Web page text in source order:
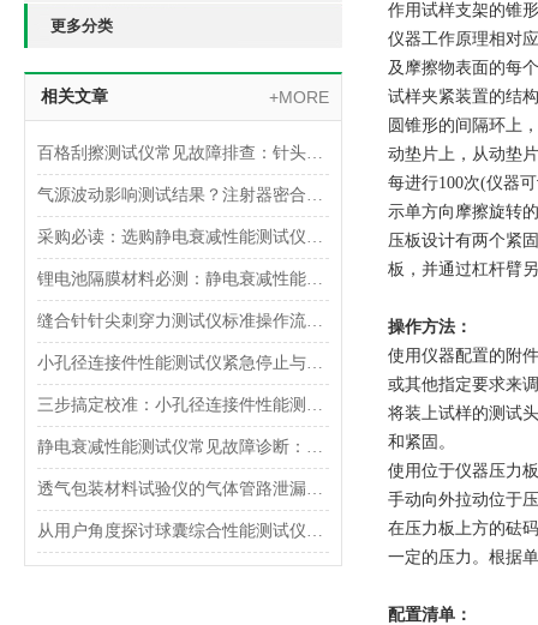
更多分类
相关文章 +MORE
百格刮擦测试仪常见故障排查：针头磨损与运动轨迹偏移
气源波动影响测试结果？注射器密合性正压测试仪的稳压设计分析
采购必读：选购静电衰减性能测试仪的5个核心参数与避坑指南
锂电池隔膜材料必测：静电衰减性能测试仪的操作难点突破
缝合针针尖刺穿力测试仪标准操作流程（SOP）及实验员培训要点
小孔径连接件性能测试仪紧急停止与异常状态下的安全复位操作
三步搞定校准：小孔径连接件性能测试仪的每日开机自检流程详解
静电衰减性能测试仪常见故障诊断：充电不稳定与电位漂移排查
透气包装材料试验仪的气体管路泄漏防护与废气排放系统详解
从用户角度探讨球囊综合性能测试仪的故障问题
作用试样支架的锥
仪器工作原理相对
及摩擦物表面的每
试样夹紧装置的结
圆锥形的间隔环上
动垫片上，从动垫
每进行100次(仪器
示单方向摩擦旋转
压板设计有两个紧
板，并通过杠杆臂
操作方法：
使用仪器配置的附
或其他指定要求来
将装上试样的测试
和紧固。
使用位于仪器压力
手动向外拉动位于
在压力板上方的砝
一定的压力。根据
配置清单：